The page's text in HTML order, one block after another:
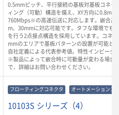
0.5mmピッチ、平行接続の基板対基板コネク
ィング（可動）構造を備え、XY方向に
760Mbps※の高速伝送に対応します。嵌合高
m、30mmに対応可能です。タフな環境でも
を行う2点接点構造を採用しています。コネ
mmのエリアで基板パターンの設置が可能と
自社定義による代表参考値。特性インピー
※製品によって嵌合時に可動量が変わる場合
で、詳細はお問い合わせください。
フローティングコネクタ オートメーションコ
10103S シリーズ（4）